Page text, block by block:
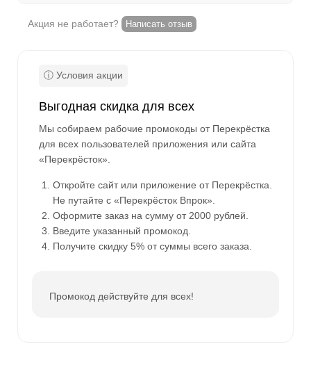
Акция не работает? Написать отзыв
Выгодная скидка для всех
Мы собираем рабочие промокоды от Перекрёстка
для всех пользователей приложения или сайта
«Перекрёсток».
Откройте сайт или приложение от Перекрёстка.
Не путайте с «Перекрёсток Впрок».
Оформите заказ на сумму от 2000 рублей.
Введите указанный промокод.
Получите скидку 5% от суммы всего заказа.
Промокод действуйте для всех!